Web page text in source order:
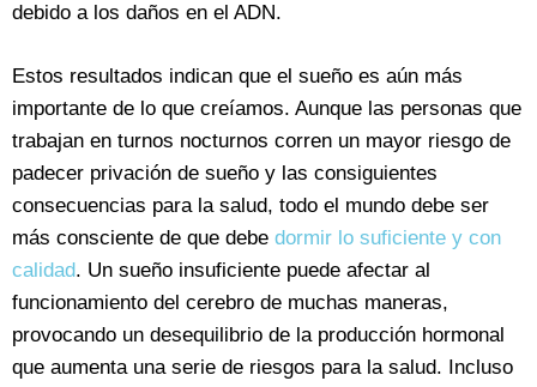
debido a los daños en el ADN.
Estos resultados indican que el sueño es aún más
importante de lo que creíamos. Aunque las personas que
trabajan en turnos nocturnos corren un mayor riesgo de
padecer privación de sueño y las consiguientes
consecuencias para la salud, todo el mundo debe ser
más consciente de que debe dormir lo suficiente y con
calidad. Un sueño insuficiente puede afectar al
funcionamiento del cerebro de muchas maneras,
provocando un desequilibrio de la producción hormonal
que aumenta una serie de riesgos para la salud. Incluso